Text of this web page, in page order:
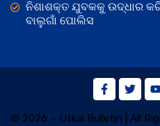
ନିଶାଶକ୍ତ ଯୁବକକୁ ଉଦ୍ଧାର
ବାଲୁଗାଁ ପୋଲିସ
© 2026 – Utkal Bulletin | All